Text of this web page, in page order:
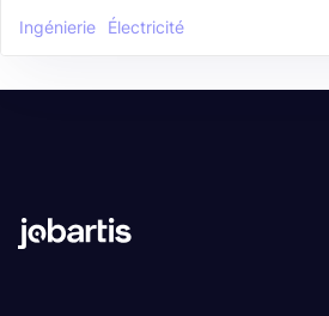
Ingénierie Électricité